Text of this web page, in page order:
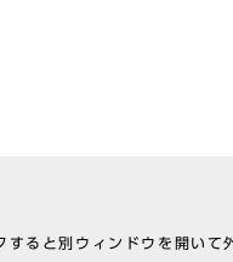
すると別ウィンドウを開いて